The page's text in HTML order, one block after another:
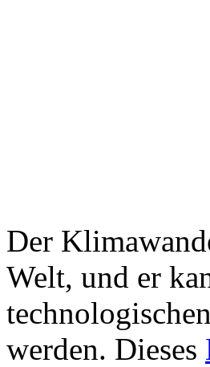
Der
Welt, und er
werden. Dieses